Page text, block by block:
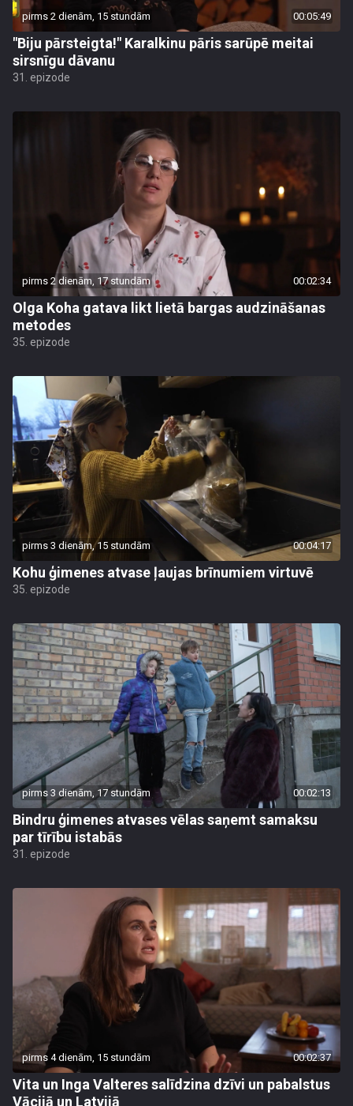
pirms 2 dienām, 15 stundām 00:05:49
"Biju pārsteigta!" Karalkinu pāris sarūpē meitai
sirsnīgu dāvanu
31. epizode
pirms 2 dienām, 17 stundām 00:02:34
Olga Koha gatava likt lietā bargas audzināšanas
metodes
35. epizode
pirms 3 dienām, 15 stundām 00:04:17
Kohu ģimenes atvase ļaujas brīnumiem virtuvē
35. epizode
pirms 3 dienām, 17 stundām 00:02:13
Bindru ģimenes atvases vēlas saņemt samaksu
par tīrību istabās
31. epizode
pirms 4 dienām, 15 stundām 00:02:37
Vita un Inga Valteres salīdzina dzīvi un pabalstus
Vācijā un Latvijā